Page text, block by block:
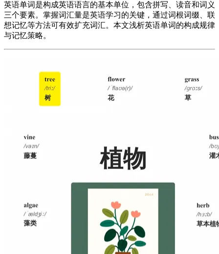
英语单词是构成英语语言的基本单位，包含拼写、读音和词义
三个要素。掌握词汇量是英语学习的关键，通过词根词缀、联
想记忆等方法可有效扩充词汇。本文浅析英语单词的构成规律
与记忆策略。